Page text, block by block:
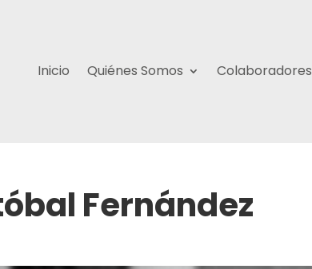
Inicio Quiénes Somos Colaboradores
Fernández